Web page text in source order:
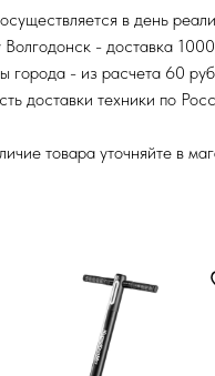
в день
- доставка
города - из расчета 60
доставки техники по
товара уточняйте в